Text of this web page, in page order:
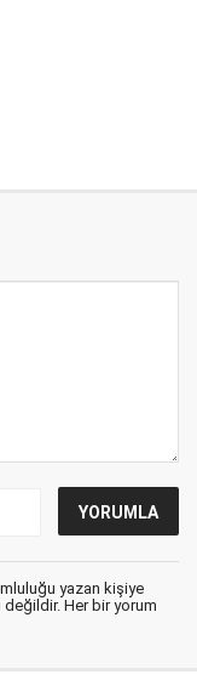
yazan kişiye
Her bir yorum